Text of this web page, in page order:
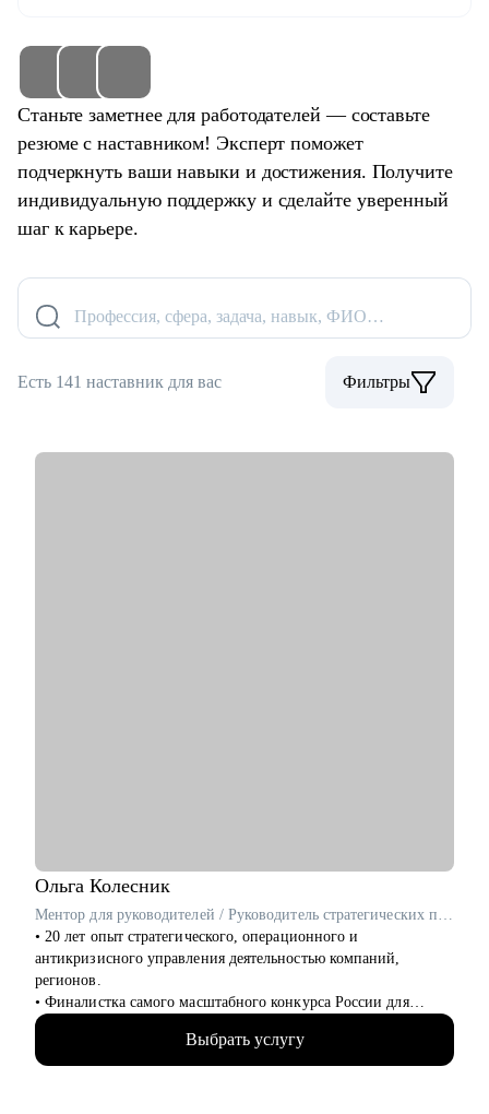
Станьте заметнее для работодателей — составьте
резюме с наставником! Эксперт поможет
подчеркнуть ваши навыки и достижения. Получите
индивидуальную поддержку и сделайте уверенный
шаг к карьере.
Профессия, сфера, задача, навык, ФИО…
Есть 141 наставник для вас Фильтры
Ольга Колесник
Ментор для руководителей / Руководитель стратегических проектов / ex-Сбер, МТС
• 20 лет опыт стратегического, операционного и
антикризисного управления деятельностью компаний,
регионов.
• Финалистка самого масштабного конкурса России для
• Успешный опыт управления персоналом численностью до
2000 человек
Выбрать услугу